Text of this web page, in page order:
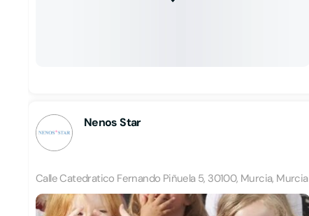
Nenos Star
Calle Catedratico Fernando Piñuela 5, 30100, Murcia, Murcia